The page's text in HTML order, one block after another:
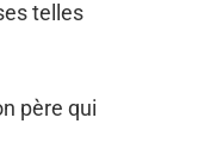
telles
père qui